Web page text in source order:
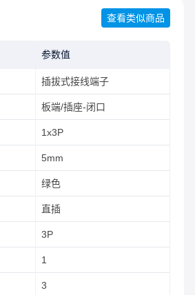
查看类似商品
参数值
插拔式接线端子
板端/插座-闭口
1x3P
5mm
绿色
直插
3P
1
3